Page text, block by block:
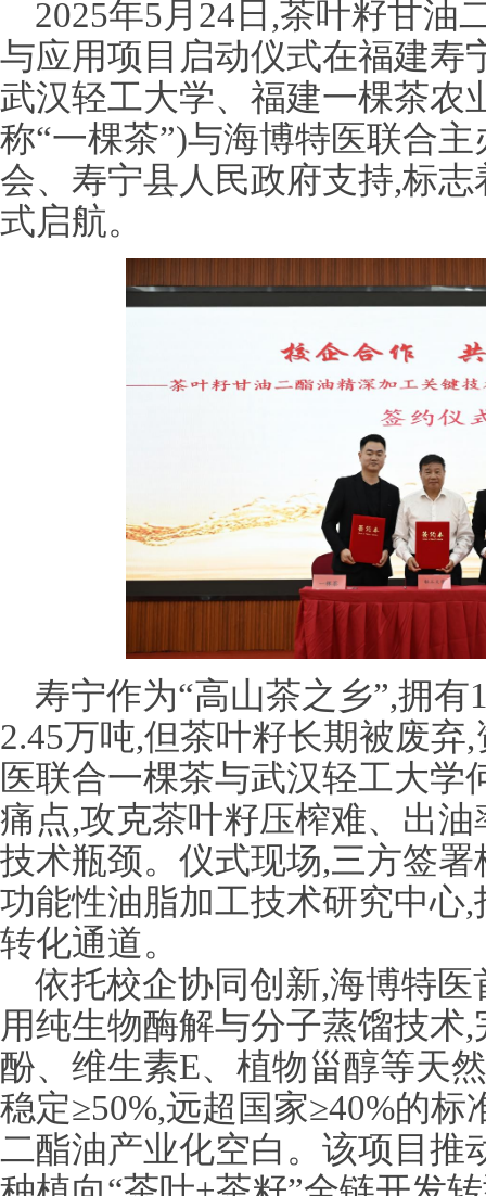
2025年5月24日,茶叶籽甘油
与应用项目启动仪式在福建寿
武汉轻工大学、福建一棵茶农
称“一棵茶”)与海博特医联合
会、寿宁县人民政府支持,标
式启航。
寿宁作为“高山茶之乡”,拥
2.45万吨,但茶叶籽长期被废
医联合一棵茶与武汉轻工大学
痛点,攻克茶叶籽压榨难、出
技术瓶颈。仪式现场,三方签
功能性油脂加工技术研究中心
转化通道。
依托校企协同创新,海博特
用纯生物酶解与分子蒸馏技术
酚、维生素E、植物甾醇等天
稳定≥50%,远超国家≥40%的
二酯油产业化空白。该项目推